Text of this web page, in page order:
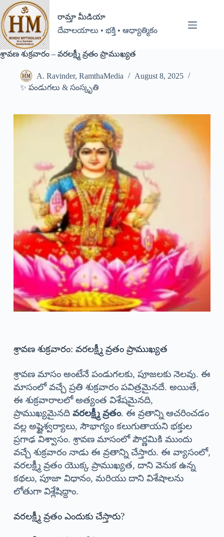
రామ్తా మీడియా
దేవాలయాలు • భక్తి • ఆధ్యాత్మికం
శ్రావణ శుక్రవారం – వరలక్ష్మీ వ్రతం ప్రాముఖ్యత
A. Ravinder, RamthaMedia
August 8, 2025
✨ పండుగలు & సంస్కృతి
శ్రావణ శుక్రవారం: వరలక్ష్మీ వ్రతం ప్రాముఖ్యత
శ్రావణ మాసం అంటేనే పండుగలకు, పూజలకు నెలవు. ఈ
మాసంలో వచ్చే ప్రతి శుక్రవారం పవిత్రమైనదే. అయితే,
ఈ శుక్రవారాలలో అత్యంత విశేషమైనది,
ప్రాముఖ్యమైనది వరలక్ష్మీ వ్రతం. ఈ వ్రతాన్ని ఆచరించడం
వల్ల అష్టైశ్వర్యాలు, సౌభాగ్యం కలుగుతాయని భక్తుల
ప్రగాఢ విశ్వాసం. శ్రావణ మాసంలో పౌర్ణమికి ముందు
వచ్చే శుక్రవారం నాడు ఈ వ్రతాన్ని చేస్తారు. ఈ వ్యాసంలో,
వరలక్ష్మీ వ్రతం యొక్క ప్రాముఖ్యత, దాని వెనుక ఉన్న
కథలు, పూజా విధానం, మరియు దాని విశేషాలను
లోతుగా విశ్లేషిద్దాం.
వరలక్ష్మీ వ్రతం ఎందుకు చేస్తారు?